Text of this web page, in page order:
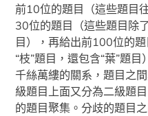
前10位的題目（這些題目
30位的題目（這些題目除
目），再給出前100位的
“枝”題目，還包含“葉”題
千絲萬縷的關系，題目之
級題目上面又分為二級題
的題目聚集。分歧的題目